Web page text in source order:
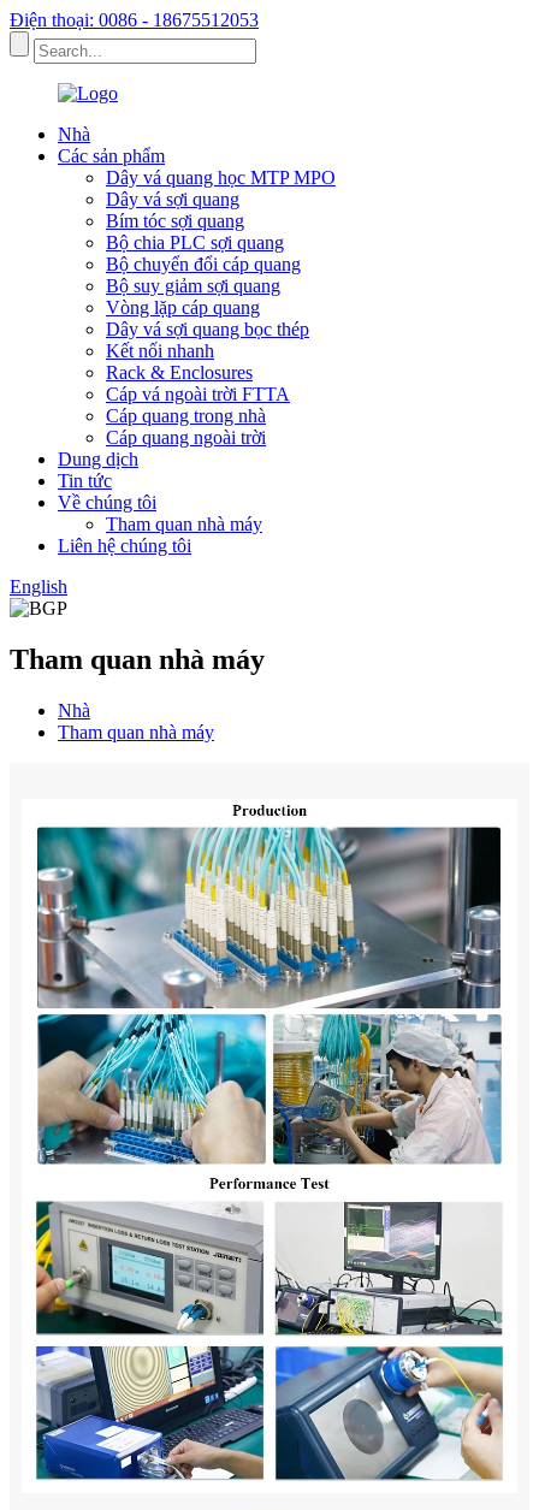
Điện thoại: 0086 - 18675512053
Nhà
Các sản phẩm
Dây vá quang học MTP MPO
Dây vá sợi quang
Bím tóc sợi quang
Bộ chia PLC sợi quang
Bộ chuyển đổi cáp quang
Bộ suy giảm sợi quang
Vòng lặp cáp quang
Dây vá sợi quang bọc thép
Kết nối nhanh
Rack & Enclosures
Cáp vá ngoài trời FTTA
Cáp quang trong nhà
Cáp quang ngoài trời
Dung dịch
Tin tức
Về chúng tôi
Tham quan nhà máy
Liên hệ chúng tôi
English
Tham quan nhà máy
Nhà
Tham quan nhà máy